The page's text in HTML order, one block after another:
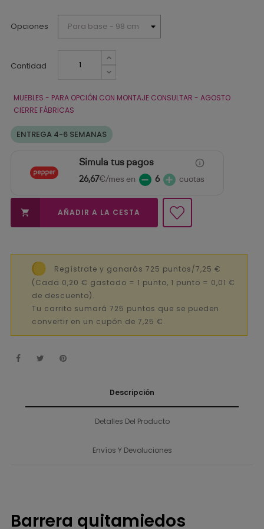
Opciones
Cantidad
MUEBLES - PARA OPCIÓN CON MONTAJE CONSULTAR - AGOSTO
CIERRE FÁBRICAS
ENTREGA 4-6 SEMANAS
Simula tus pagos
26,67€/mes en 6 cuotas
 AÑADIR A LA CESTA
Regístrate y ganarás 725 puntos/7,25 €
(Cada 0,20 € gastado = 1 punto, 1 punto = 0,01 €
de descuento).
Tu carrito sumará 725 puntos que se pueden
convertir en un cupón de 7,25 €.
Descripción
Detalles Del Producto
Envíos Y Devoluciones
Barrera quitamiedos